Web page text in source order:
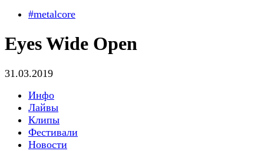
#metalcore
Eyes Wide Open
31.03.2019
Инфо
Лайвы
Клипы
Фестивали
Новости